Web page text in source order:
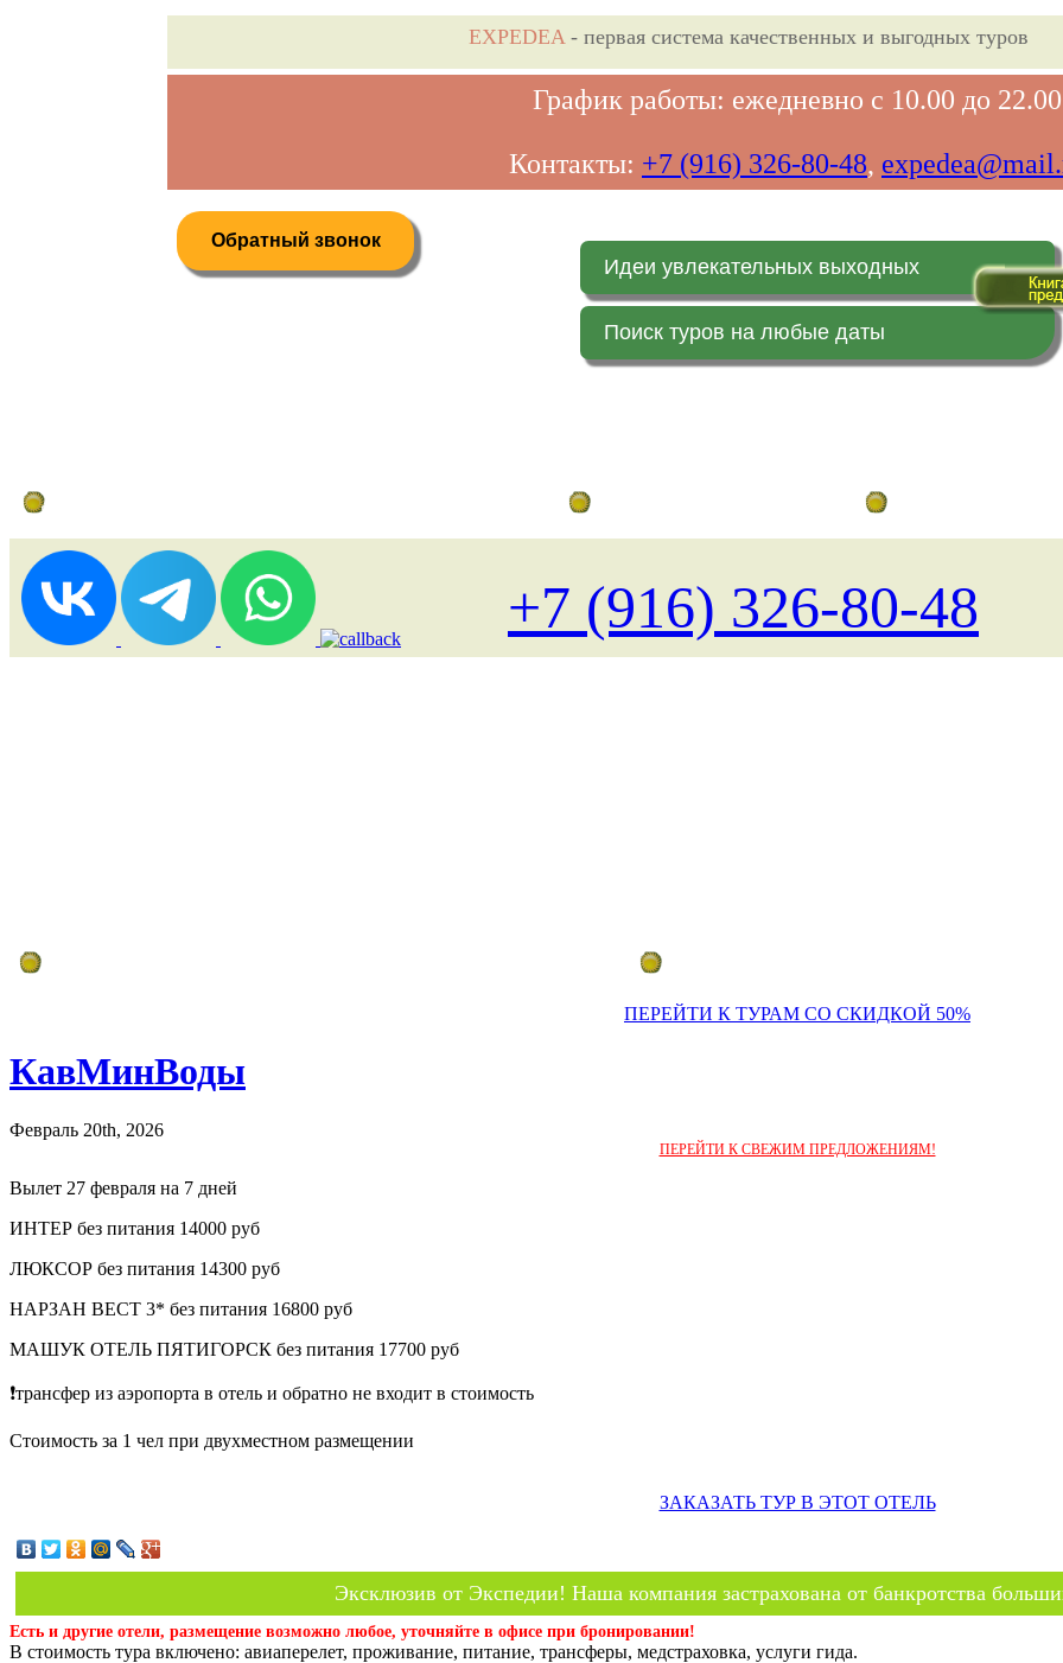
EXPEDEA- первая система качественных и выгодных туров
График работы: ежедневно с 10.00 до 22.00
Контакты: +7 (916) 326-80-48,
Обратный звонок
Идеи увлекательных выходных
Поиск туров на любые даты
Дистанционное бронирование туров
+7 (916) 326-80-48
ПЕРЕЙТИ К ТУРАМ СО СКИДКОЙ 50%
КавМинВоды
Февраль 20th, 2026
ПЕРЕЙТИ К СВЕЖИМ ПРЕДЛОЖЕНИЯМ!
Вылет 27 февраля на 7 дней
ИНТЕР без питания 14000 руб
ЛЮКСОР без питания 14300 руб
НАРЗАН ВЕСТ 3* без питания 16800 руб
МАШУК ОТЕЛЬ ПЯТИГОРСК без питания 17700 руб
❗️трансфер из аэропорта в отель и обратно не входит в стоимость
Стоимость за 1 чел при двухместном размещении
ЗАКАЗАТЬ ТУР В ЭТОТ ОТЕЛЬ
Эксклюзив от Экспедии! Наша компания застрахована от банкротства
Есть и другие отели, размещение возможно любое, уточняйте в офисе при бронировании!
В стоимость тура включено: авиаперелет, проживание, питание, трансферы, медстраховка, услуги гида.